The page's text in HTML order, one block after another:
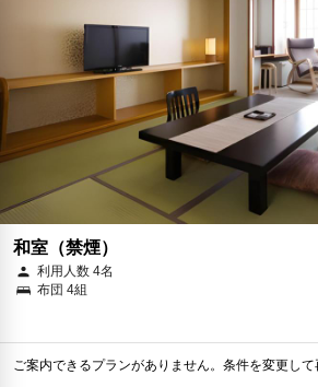
和室（禁煙）
利用人数 4名
布団 4組
ご案内できるプランがありません。条件を変更して